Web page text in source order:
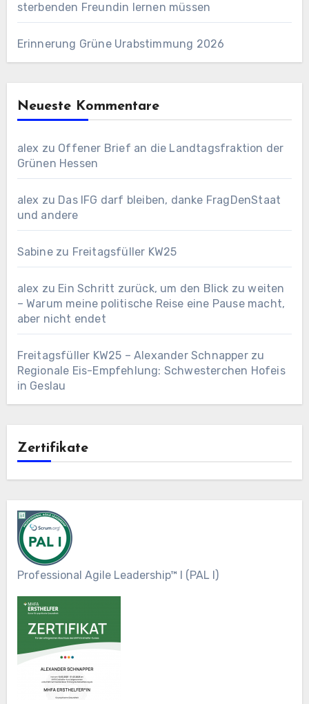
sterbenden Freundin lernen müssen
Erinnerung Grüne Urabstimmung 2026
Neueste Kommentare
alex zu Offener Brief an die Landtagsfraktion der
Grünen Hessen
alex zu Das IFG darf bleiben, danke FragDenStaat
und andere
Sabinezu Freitagsfüller KW25
alex zu Ein Schritt zurück, um den Blick zu weiten
– Warum meine politische Reise eine Pause macht,
aber nicht endet
Freitagsfüller KW25 – Alexander Schnapperzu
Regionale Eis-Empfehlung: Schwesterchen Hofeis
in Geslau
Zertifikate
Professional Agile Leadership™ I (PAL I)